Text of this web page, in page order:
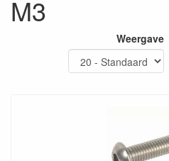
M3
Weergave